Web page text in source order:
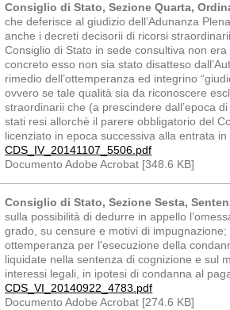
Consiglio di Stato, Sezione Quarta,
che deferisce al giudizio dell’Adunanza
anche i decreti decisorii di ricorsi
Consiglio di Stato in sede consultiva non
concreto esso non sia stato disatteso
rimedio dell’ottemperanza ed integrino
ovvero se tale qualità sia da riconoscere
straordinarii che (a prescindere dall’epoca
stati resi allorchè il parere obbligatorio del
licenziato in epoca successiva alla entrata
CDS_IV_20141107_5506.pdf
Documento Adobe Acrobat [348.6 KB]
Consiglio di Stato, Sezione Sesta,
sulla possibilità di dedurre in appello
grado, su censure e motivi di impugnazione;
ottemperanza per l'esecuzione della
liquidate nella sentenza di cognizione e sul
interessi legali, in ipotesi di condanna al
CDS_VI_20140922_4783.pdf
Documento Adobe Acrobat [274.6 KB]